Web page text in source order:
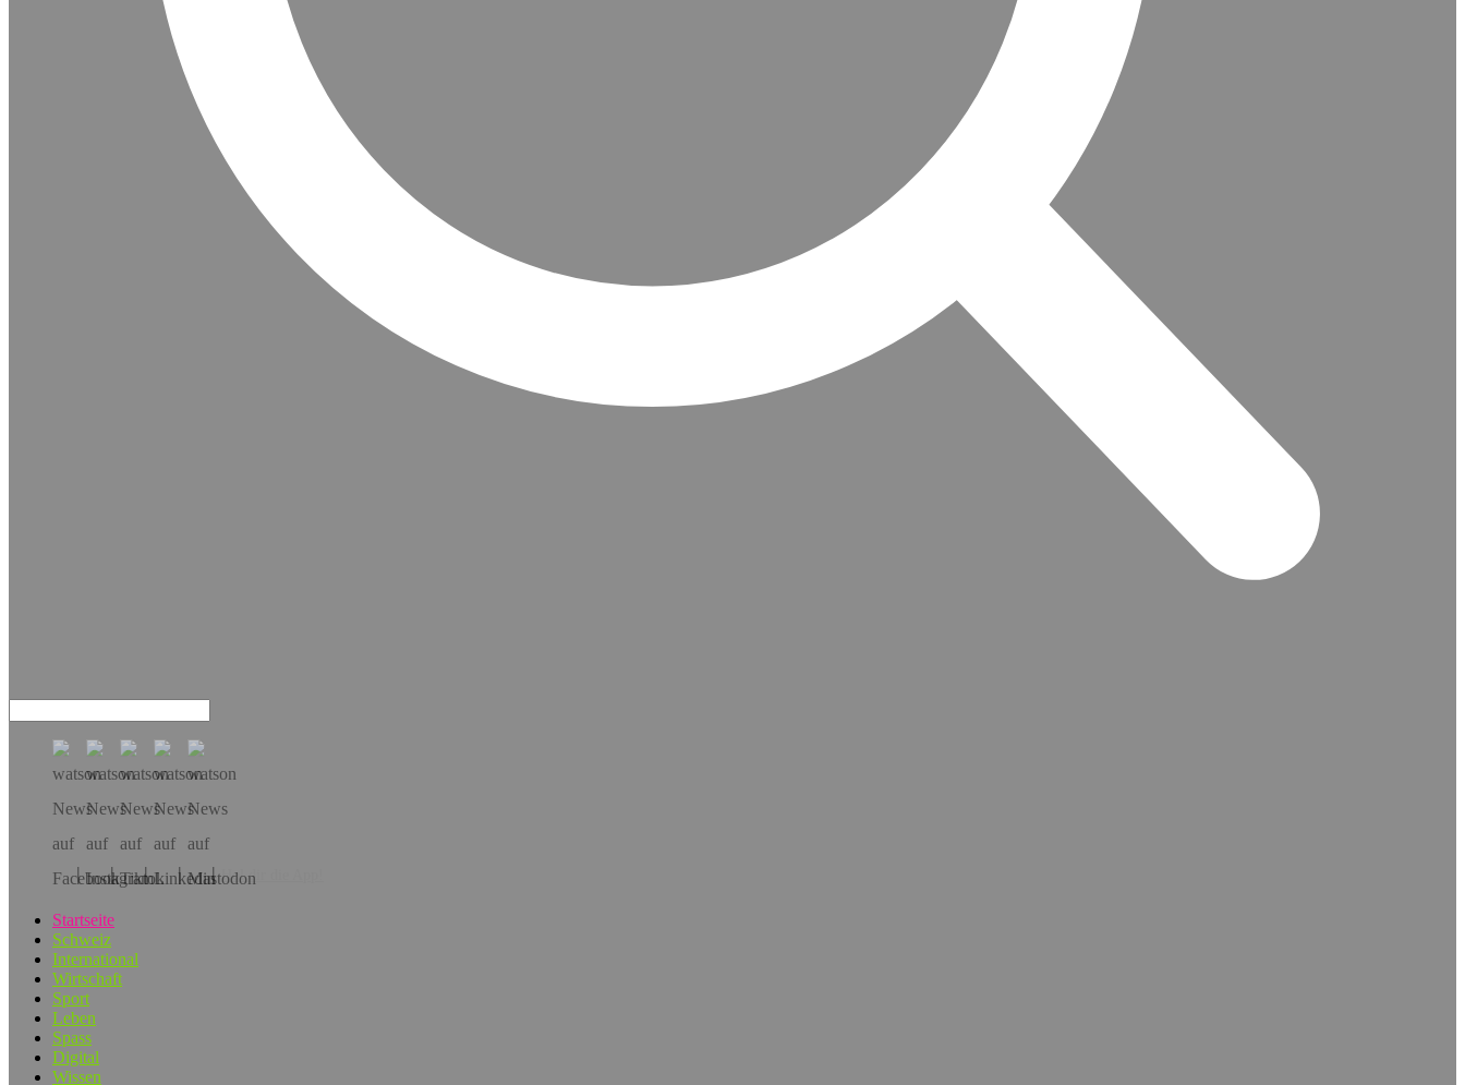
Hol dir die App!
Startseite
Schweiz
International
Wirtschaft
Sport
Leben
Spass
Digital
Wissen